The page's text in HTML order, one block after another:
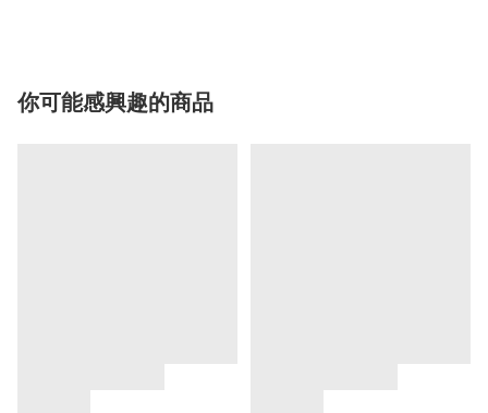
你可能感興趣的商品